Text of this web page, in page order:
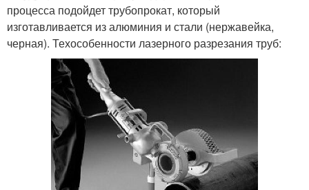
процесса подойдет трубопрокат, который
изготавливается из алюминия и стали (нержавейка,
черная). Техособенности лазерного разрезания труб: